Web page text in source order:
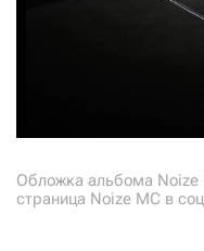
Обложка альбома Noize
страница Noize MC в